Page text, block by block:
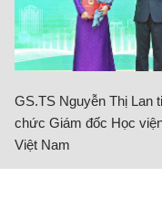
GS.TS Nguyễn Thị Lan
chức Giám đốc Học
Việt Nam